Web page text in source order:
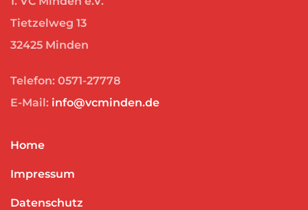
Tietzelweg 13
32425 Minden
Telefon: 0571-27778
E-Mail: info@vcminden.de
Home
Impressum
Datenschutz